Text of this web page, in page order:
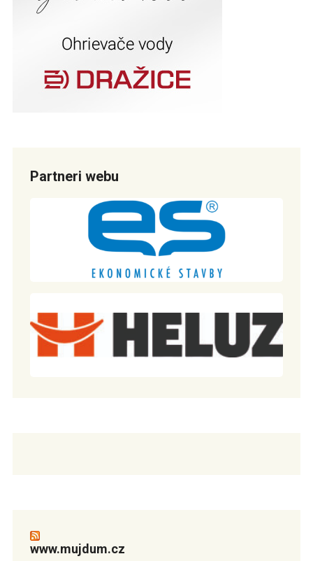
Partneri webu
www.mujdum.cz